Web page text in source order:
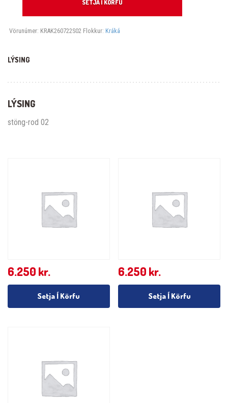
SETJA Í KÖRFU
Vörunúmer: KRAK260722S02 Flokkur: Kráká
LÝSING
LÝSING
stöng-rod 02
6.250 kr.
Setja Í Körfu
6.250 kr.
Setja Í Körfu